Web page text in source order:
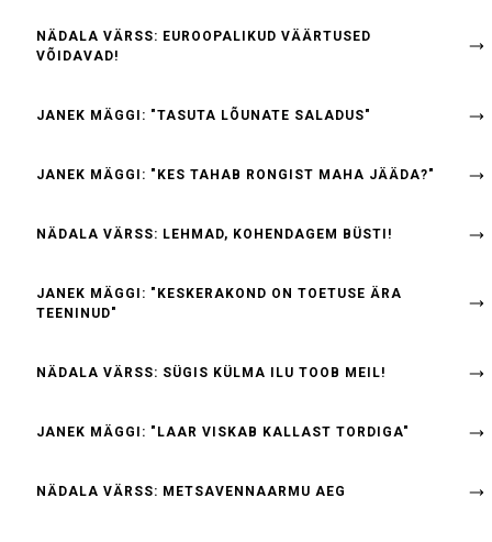
NÄDALA VÄRSS: EUROOPALIKUD VÄÄRTUSED
VÕIDAVAD!
JANEK MÄGGI: "TASUTA LÕUNATE SALADUS"
JANEK MÄGGI: "KES TAHAB RONGIST MAHA JÄÄDA?"
NÄDALA VÄRSS: LEHMAD, KOHENDAGEM BÜSTI!
JANEK MÄGGI: "KESKERAKOND ON TOETUSE ÄRA
TEENINUD"
NÄDALA VÄRSS: SÜGIS KÜLMA ILU TOOB MEIL!
JANEK MÄGGI: "LAAR VISKAB KALLAST TORDIGA"
NÄDALA VÄRSS: METSAVENNAARMU AEG